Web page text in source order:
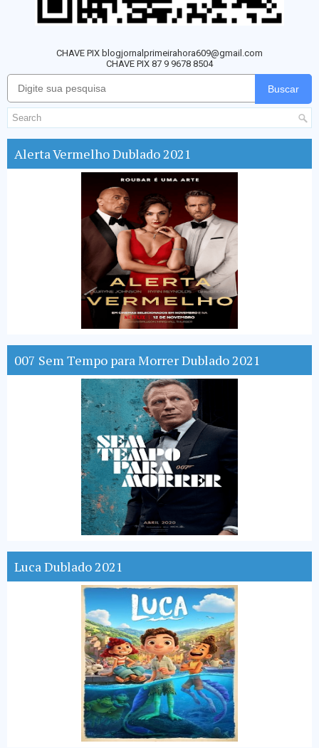
CHAVE PIX blogjornalprimeirahora609@gmail.com
CHAVE PIX 87 9 9678 8504
Buscar
Alerta Vermelho Dublado 2021
007 Sem Tempo para Morrer Dublado 2021
Luca Dublado 2021